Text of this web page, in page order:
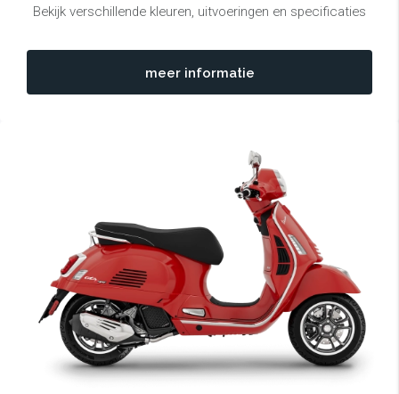
Bekijk verschillende kleuren, uitvoeringen en specificaties
meer informatie